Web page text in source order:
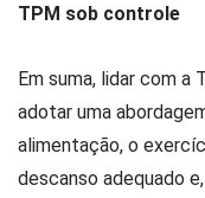
TPM sob controle
Em suma, lidar com
adotar uma
alimentação, o
descanso adequado